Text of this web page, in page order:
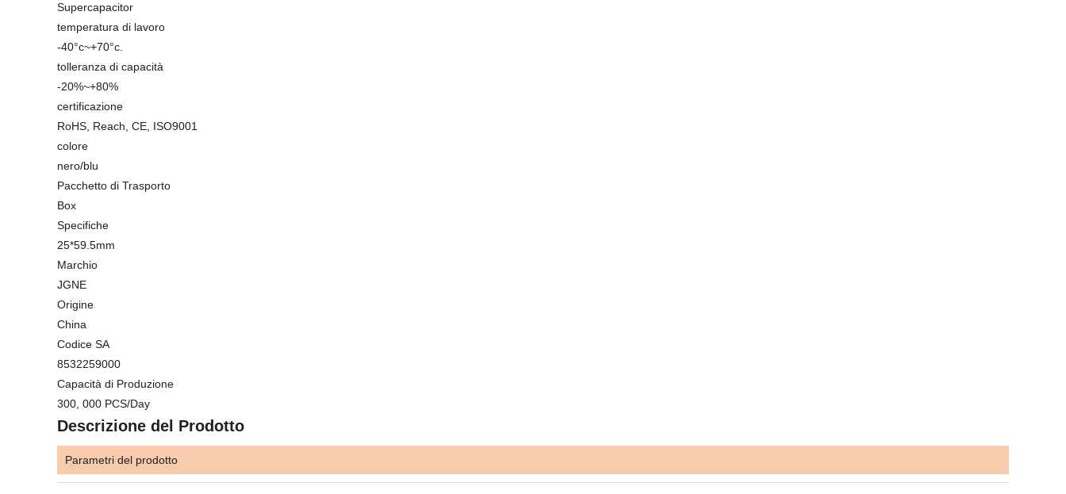
Supercapacitor
temperatura di lavoro
-40°c~+70°c.
tolleranza di capacità
-20%~+80%
certificazione
RoHS, Reach, CE, ISO9001
colore
nero/blu
Pacchetto di Trasporto
Box
Specifiche
25*59.5mm
Marchio
JGNE
Origine
China
Codice SA
8532259000
Capacità di Produzione
300, 000 PCS/Day
Descrizione del Prodotto
Parametri del prodotto